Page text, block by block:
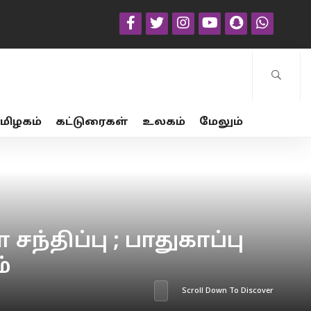
கட்டுரைகள் உலகம் மேலும்
; பாதுகாப்பு
Scroll Down To Discover